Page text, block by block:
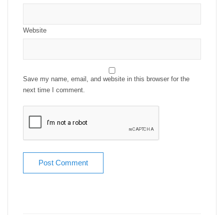
Website
Save my name, email, and website in this browser for the
next time I comment.